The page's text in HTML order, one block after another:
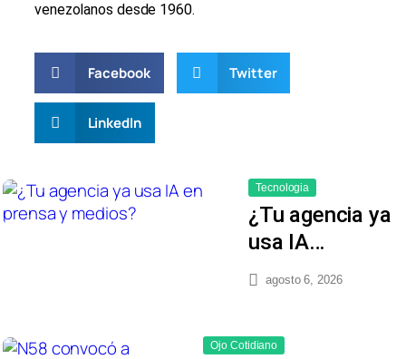
venezolanos desde 1960.
Facebook Twitter
LinkedIn
Tecnologia
¿Tu agencia ya
usa IA…
agosto 6, 2026
Ojo Cotidiano